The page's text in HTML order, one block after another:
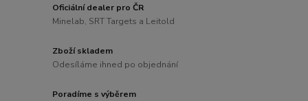
Oficiální dealer pro ČR
Minelab, SRT Targets a Leitold
Zboží skladem
Odesíláme ihned po objednání
Poradíme s výběrem